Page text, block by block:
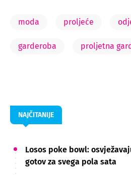
moda proljeće
garderoba proljetna
NAJČITANIJE
Losos poke bowl:
gotov za svega pola sata